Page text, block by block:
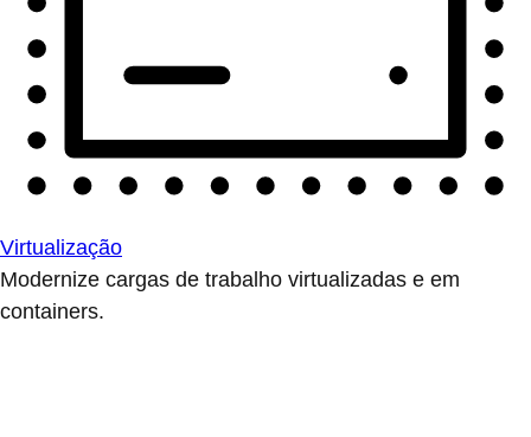
Virtualização
Modernize cargas de trabalho virtualizadas e em
containers.